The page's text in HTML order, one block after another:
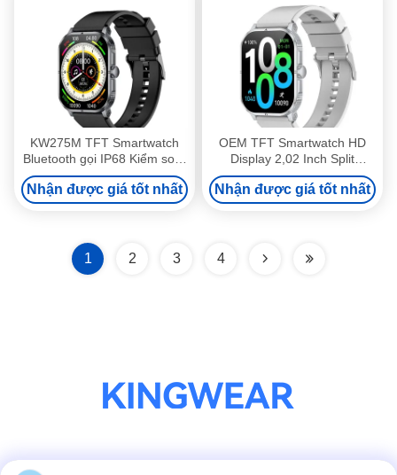
KW275M TFT Smartwatch
Bluetooth gọi IP68 Kiểm soát
nước Đảo động Smartwatch
Nhận được giá tốt nhất
OEM TFT Smartwatch HD
Display 2,02 Inch Split
Screen Điện thoại thông
minh
Nhận được giá tốt nhất
1 2 3 4